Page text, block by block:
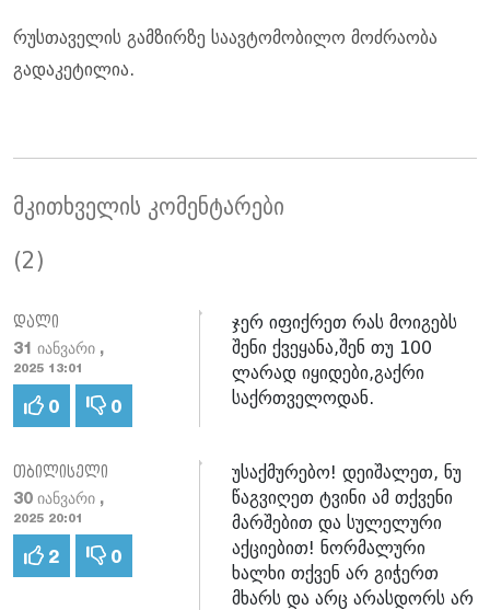
რუსთაველის გამზირზე საავტომობილო მოძრაობა
გადაკეტილია.
მკითხველის კომენტარები
(2)
დალი
31 იანვარი ,
2025 13:01
0 0
ჯერ იფიქრეთ რას მოიგებს
შენი ქვეყანა,შენ თუ 100
ლარად იყიდები,გაქრი
საქრთველოდან.
თბილისელი
30 იანვარი ,
2025 20:01
2 0
უსაქმურებო! დეიშალეთ, ნუ
წაგვიღეთ ტვინი ამ თქვენი
მარშებით და სულელური
აქციებით! ნორმალური
ხალხი თქვენ არ გიჭერთ
მხარს და არც არასდორს არ